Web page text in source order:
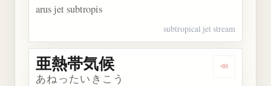
arus jet subtropis
subtropical jet stream
Dengarkan
亜熱帯気候
あねったいきこう